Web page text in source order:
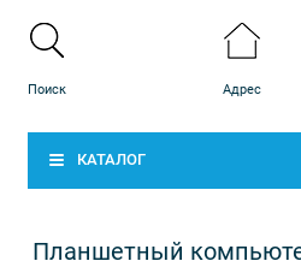
КАТАЛОГ
Планшетный